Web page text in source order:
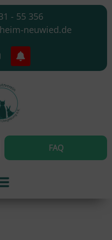
- 55 356
neuwied.de
FAQ